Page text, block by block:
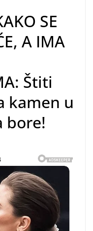
SE
A IMA
Štiti
kamen u
bore!